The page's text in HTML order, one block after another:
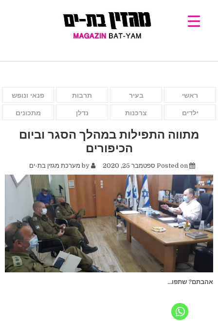
ראשי בעיר תרבות פנאי ונופש
ילדים צרכנות נדלן מתכונים
מתווה התפילות במהלך הסגר וביום
הכיפורים
Posted on ספטמבר 25, 2020 by מערכת מגזין בת-ים
אהבתם? שתפו...